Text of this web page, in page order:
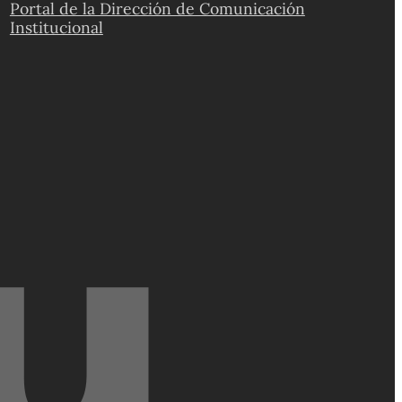
Portal de la Dirección de Comunicación
Institucional